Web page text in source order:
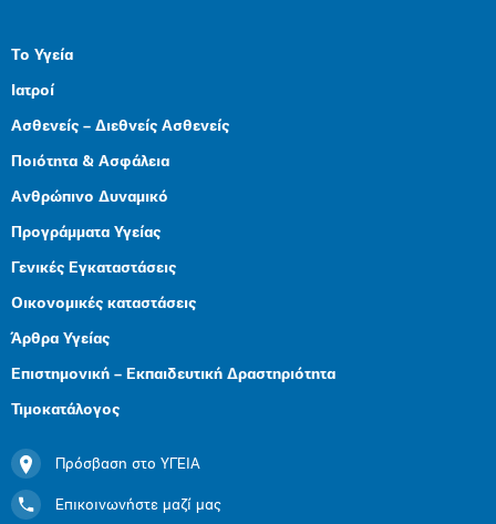
Το Υγεία
Ιατροί
Ασθενείς – Διεθνείς Ασθενείς
Ποιότητα & Ασφάλεια
Ανθρώπινο Δυναμικό
Προγράμματα Υγείας
Γενικές Εγκαταστάσεις
Οικονομικές καταστάσεις
Άρθρα Υγείας
Επιστημονική – Εκπαιδευτική Δραστηριότητα
Τιμοκατάλογος
Πρόσβαση στο ΥΓΕΙΑ
Επικοινωνήστε μαζί μας